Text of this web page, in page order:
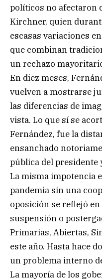
políticos no afectaron
Kirchner, quien
escasas variaciones
que combinan
un rechazo
En diez meses,
vuelven a mostrarse
las diferencias de
vista. Lo que sí se
Fernández, fue la
ensanchado
pública del presidente
La misma impotencia
pandemia sin una
oposición se reflejó
suspensión o
Primarias, Abiertas,
este año. Hasta hace
un problema interno
La mayoría de los